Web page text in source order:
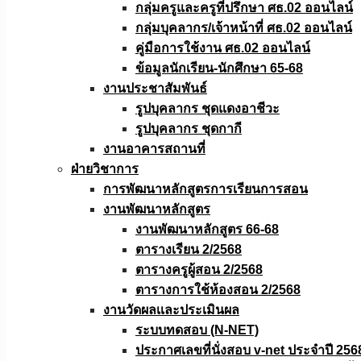
กลุ่มครูและครูที่ปรึกษา ศธ.02 ออนไลน์
กลุ่มบุคลากร/เจ้าหน้าที่ ศธ.02 ออนไลน์
คู่มือการใช้งาน ศธ.02 ออนไลน์
ข้อมูลนักเรียน-นักศึกษา 65-68
งานประชาสัมพันธ์
รูปบุคลากร ชุดแดงอาชีวะ
รูปบุคลากร ชุดกากี
งานอาคารสถานที่
ฝ่ายวิชาการ
การพัฒนาหลักสูตรการเรียนการสอน
งานพัฒนาหลักสูตร
งานพัฒนาหลักสูตร 66-68
ตารางเรียน 2/2568
ตารางครูผู้สอน 2/2568
ตารางการใช้ห้องสอน 2/2568
งานวัดผลเเละประเมินผล
ระบบทดสอบ (N-NET)
ประกาศเลขที่นั่งสอบ v-net ประจำปี